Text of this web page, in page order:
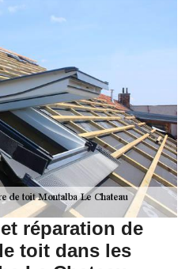
réparation de
toit dans les